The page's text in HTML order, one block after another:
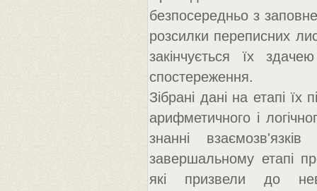
безпосередньо з
розсилки переписних
закінчується їх
спостереження.
Зібрані дані на етапі
арифметичного і
знанні
завершальному етапі
які призвели до